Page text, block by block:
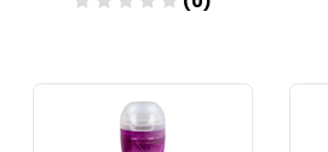
Añadir